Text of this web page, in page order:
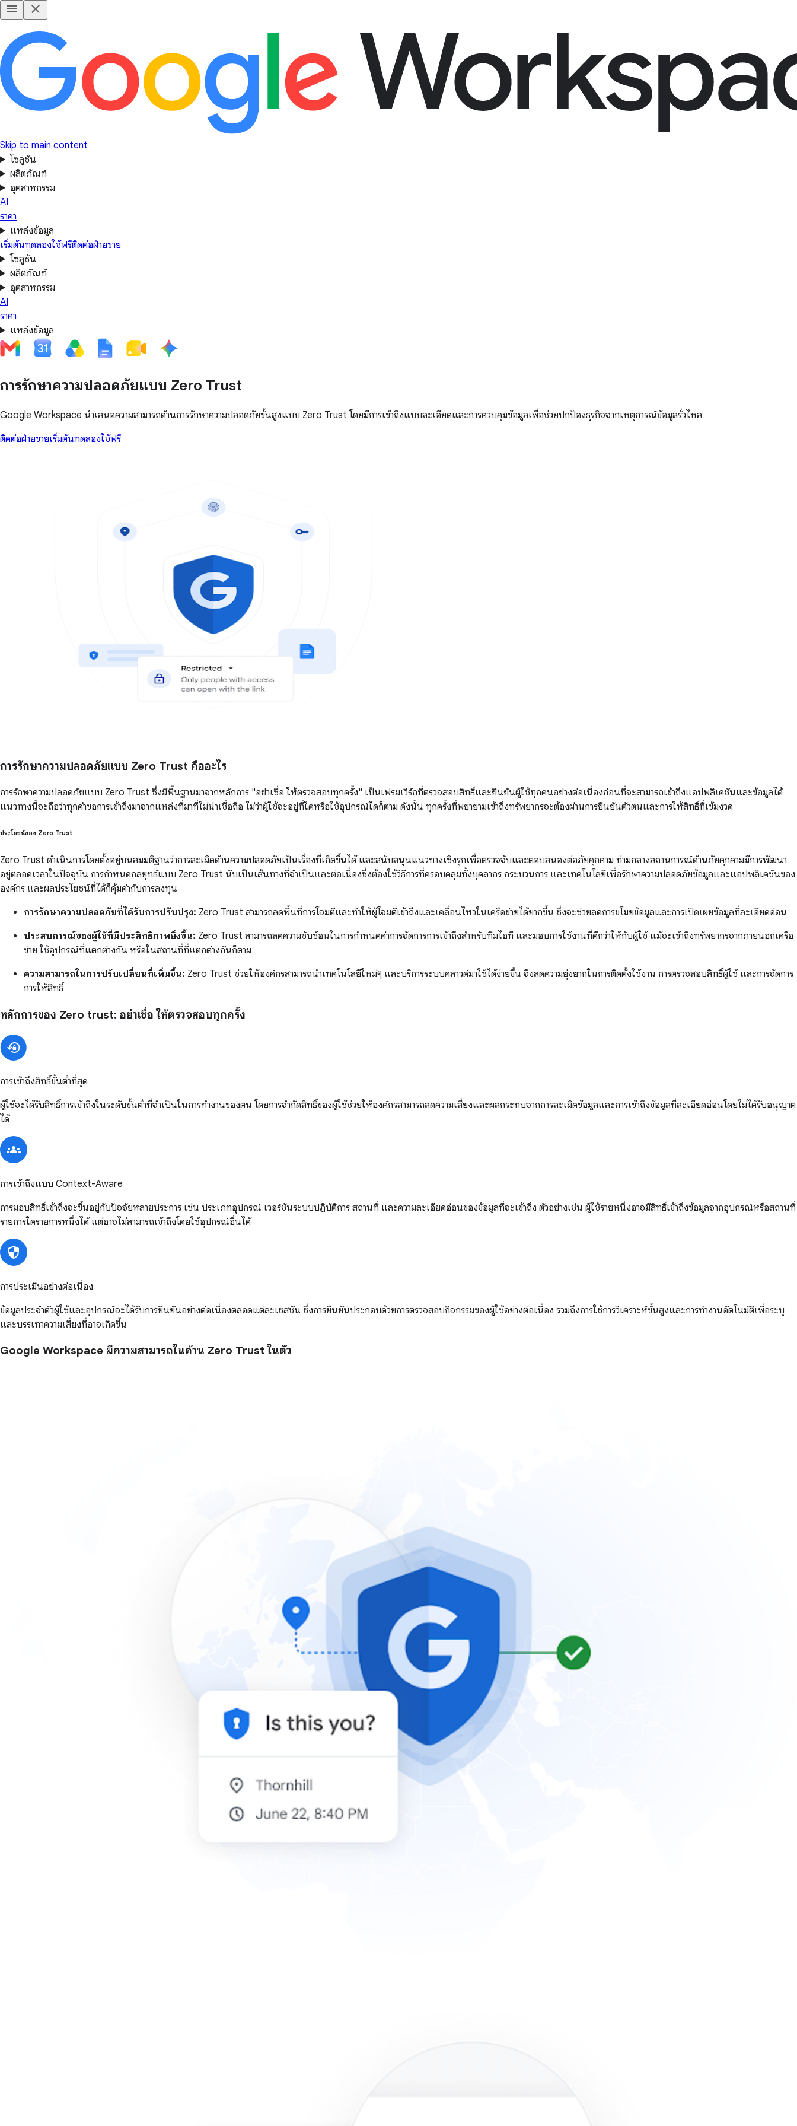
Skip to main content
โซลูชัน
ผลิตภัณฑ์
อุตสาหกรรม
AI
ราคา
แหล่งข้อมูล
เริ่มต้นทดลองใช้ฟรีติดต่อฝ่ายขาย
โซลูชัน
ผลิตภัณฑ์
อุตสาหกรรม
AI
ราคา
แหล่งข้อมูล
การรักษาความปลอดภัยแบบ Zero Trust
Google Workspace นำเสนอความสามารถด้านการรักษาความปลอดภัยขั้นสูงแบบ Zero Trust โดยมีการเข้าถึงแบบละเอียดและการควบคุมข้อมูลเพื่อช่วยปกป้องธุรกิจจากเหตุการณ์ข้อมูลรั่วไหล
ติดต่อฝ่ายขายเริ่มต้นทดลองใช้ฟรี
การรักษาความปลอดภัยแบบ Zero Trust คืออะไร
การรักษาความปลอดภัยแบบ Zero Trust ซึ่งมีพื้นฐานมาจากหลักการ "อย่าเชื่อ ให้ตรวจสอบทุกครั้ง" เป็นเฟรมเวิร์กที่ตรวจสอบสิทธิ์และยืนยันผู้ใช้ทุกคนอย่างต่อเนื่องก่อนที่จะสามารถเข้าถึงแอปพลิเคชันและข้อมูลได้
แนวทางนี้จะถือว่าทุกคำขอการเข้าถึงมาจากแหล่งที่มาที่ไม่น่าเชื่อถือ ไม่ว่าผู้ใช้จะอยู่ที่ใดหรือใช้อุปกรณ์ใดก็ตาม ดังนั้น ทุกครั้งที่พยายามเข้าถึงทรัพยากรจะต้องผ่านการยืนยันตัวตนและการให้สิทธิ์ที่เข้มงวด
ประโยชน์ของ Zero Trust
Zero Trust ดำเนินการโดยตั้งอยู่บนสมมติฐานว่าการละเมิดด้านความปลอดภัยเป็นเรื่องที่เกิดขึ้นได้ และสนับสนุนแนวทางเชิงรุกเพื่อตรวจจับและตอบสนองต่อภัยคุกคาม ท่ามกลางสถานการณ์ด้านภัยคุกคามมีการพัฒนา
อยู่ตลอดเวลาในปัจจุบัน การกำหนดกลยุทธ์แบบ Zero Trust นับเป็นเส้นทางที่จำเป็นและต่อเนื่องซึ่งต้องใช้วิธีการที่ครอบคลุมทั้งบุคลากร กระบวนการ และเทคโนโลยีเพื่อรักษาความปลอดภัยข้อมูลและแอปพลิเคชันของ
องค์กร และผลประโยชน์ที่ได้ก็คุ้มค่ากับการลงทุน
การรักษาความปลอดภัยที่ได้รับการปรับปรุง: Zero Trust สามารถลดพื้นที่การโจมตีและทำให้ผู้โจมตีเข้าถึงและเคลื่อนไหวในเครือข่ายได้ยากขึ้น ซึ่งจะช่วยลดการขโมยข้อมูลและการเปิดเผยข้อมูลที่ละเอียดอ่อน
ประสบการณ์ของผู้ใช้ที่มีประสิทธิภาพยิ่งขึ้น: Zero Trust สามารถลดความซับซ้อนในการกำหนดค่าการจัดการการเข้าถึงสำหรับทีมไอที และมอบการใช้งานที่ดีกว่าให้กับผู้ใช้ แม้จะเข้าถึงทรัพยากรจากภายนอกเครือ
ข่าย ใช้อุปกรณ์ที่แตกต่างกัน หรือในสถานที่ที่แตกต่างกันก็ตาม
ความสามารถในการปรับเปลี่ยนที่เพิ่มขึ้น: Zero Trust ช่วยให้องค์กรสามารถนำเทคโนโลยีใหม่ๆ และบริการระบบคลาวด์มาใช้ได้ง่ายขึ้น จึงลดความยุ่งยากในการติดตั้งใช้งาน การตรวจสอบสิทธิ์ผู้ใช้ และการจัดการ
การให้สิทธิ์
หลักการของ Zero trust: อย่าเชื่อ ให้ตรวจสอบทุกครั้ง
การเข้าถึงสิทธิ์ขั้นต่ำที่สุด
ผู้ใช้จะได้รับสิทธิ์การเข้าถึงในระดับขั้นต่ำที่จำเป็นในการทำงานของตน โดยการจำกัดสิทธิ์ของผู้ใช้ช่วยให้องค์กรสามารถลดความเสี่ยงและผลกระทบจากการละเมิดข้อมูลและการเข้าถึงข้อมูลที่ละเอียดอ่อนโดยไม่ได้รับอนุญาต
ได้
การเข้าถึงแบบ Context-Aware
การมอบสิทธิ์เข้าถึงจะขึ้นอยู่กับปัจจัยหลายประการ เช่น ประเภทอุปกรณ์ เวอร์ชันระบบปฏิบัติการ สถานที่ และความละเอียดอ่อนของข้อมูลที่จะเข้าถึง ตัวอย่างเช่น ผู้ใช้รายหนึ่งอาจมีสิทธิ์เข้าถึงข้อมูลจากอุปกรณ์หรือสถานที่
รายการใดรายการหนึ่งได้ แต่อาจไม่สามารถเข้าถึงโดยใช้อุปกรณ์อื่นได้
การประเมินอย่างต่อเนื่อง
ข้อมูลประจำตัวผู้ใช้และอุปกรณ์จะได้รับการยืนยันอย่างต่อเนื่องตลอดแต่ละเซสชัน ซึ่งการยืนยันประกอบด้วยการตรวจสอบกิจกรรมของผู้ใช้อย่างต่อเนื่อง รวมถึงการใช้การวิเคราะห์ขั้นสูงและการทำงานอัตโนมัติเพื่อระบุ
และบรรเทาความเสี่ยงที่อาจเกิดขึ้น
Google Workspace มีความสามารถในด้าน Zero Trust ในตัว